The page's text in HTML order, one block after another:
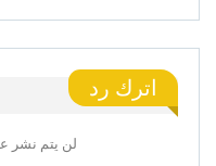
اترك رد
لن يتم نشر